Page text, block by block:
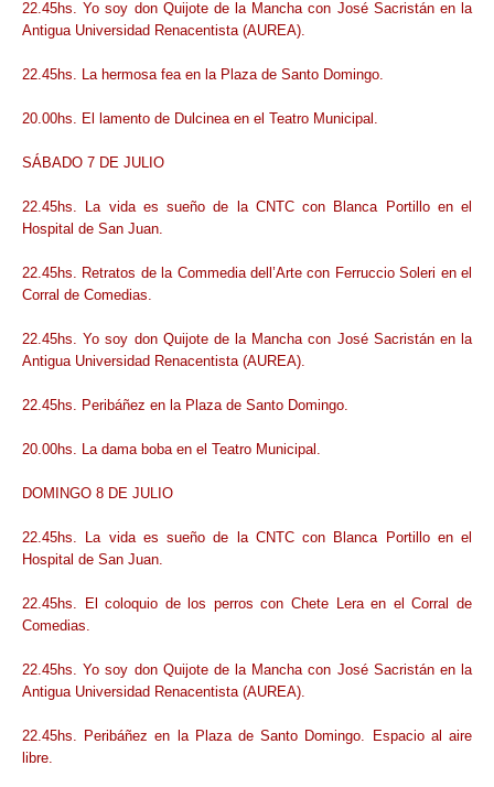
22.45hs. Yo soy don Quijote de la Mancha con José Sacristán en la
Antigua Universidad Renacentista (AUREA).
22.45hs. La hermosa fea en la Plaza de Santo Domingo.
20.00hs. El lamento de Dulcinea en el Teatro Municipal.
SÁBADO 7 DE JULIO
22.45hs. La vida es sueño de la CNTC con Blanca Portillo en el
Hospital de San Juan.
22.45hs. Retratos de la Commedia dell’Arte con Ferruccio Soleri en el
Corral de Comedias.
22.45hs. Yo soy don Quijote de la Mancha con José Sacristán en la
Antigua Universidad Renacentista (AUREA).
22.45hs. Peribáñez en la Plaza de Santo Domingo.
20.00hs. La dama boba en el Teatro Municipal.
DOMINGO 8 DE JULIO
22.45hs. La vida es sueño de la CNTC con Blanca Portillo en el
Hospital de San Juan.
22.45hs. El coloquio de los perros con Chete Lera en el Corral de
Comedias.
22.45hs. Yo soy don Quijote de la Mancha con José Sacristán en la
Antigua Universidad Renacentista (AUREA).
22.45hs. Peribáñez en la Plaza de Santo Domingo. Espacio al aire
libre.